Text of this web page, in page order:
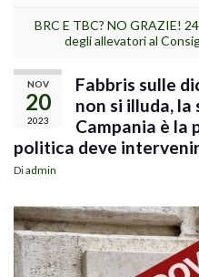
BRC E TBC? NO GRAZIE!
degli allevatori al
NOV
20
2023
Fabbris sulle
non si illuda, la
Campania è la
politica deve
Diadmin